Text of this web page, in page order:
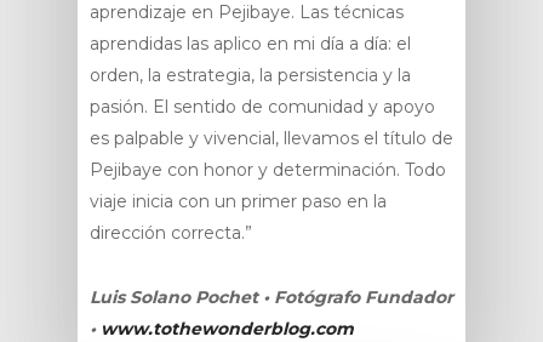
aprendizaje en Pejibaye. Las técnicas
aprendidas las aplico en mi día a día: el
orden, la estrategia, la persistencia y la
pasión. El sentido de comunidad y apoyo
es palpable y vivencial, llevamos el título de
Pejibaye con honor y determinación. Todo
viaje inicia con un primer paso en la
dirección correcta.”
Luis Solano Pochet • Fotógrafo Fundador
• www.tothewonderblog.com